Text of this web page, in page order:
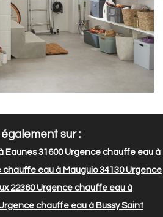
sur :
Eaunes 31600Urgence chauffe eau à
eau à Mauguio 34130Urgence
22360Urgence chauffe eau à
chauffe eau à Bussy Saint